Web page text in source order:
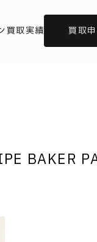
買取実績 買取
BAKER